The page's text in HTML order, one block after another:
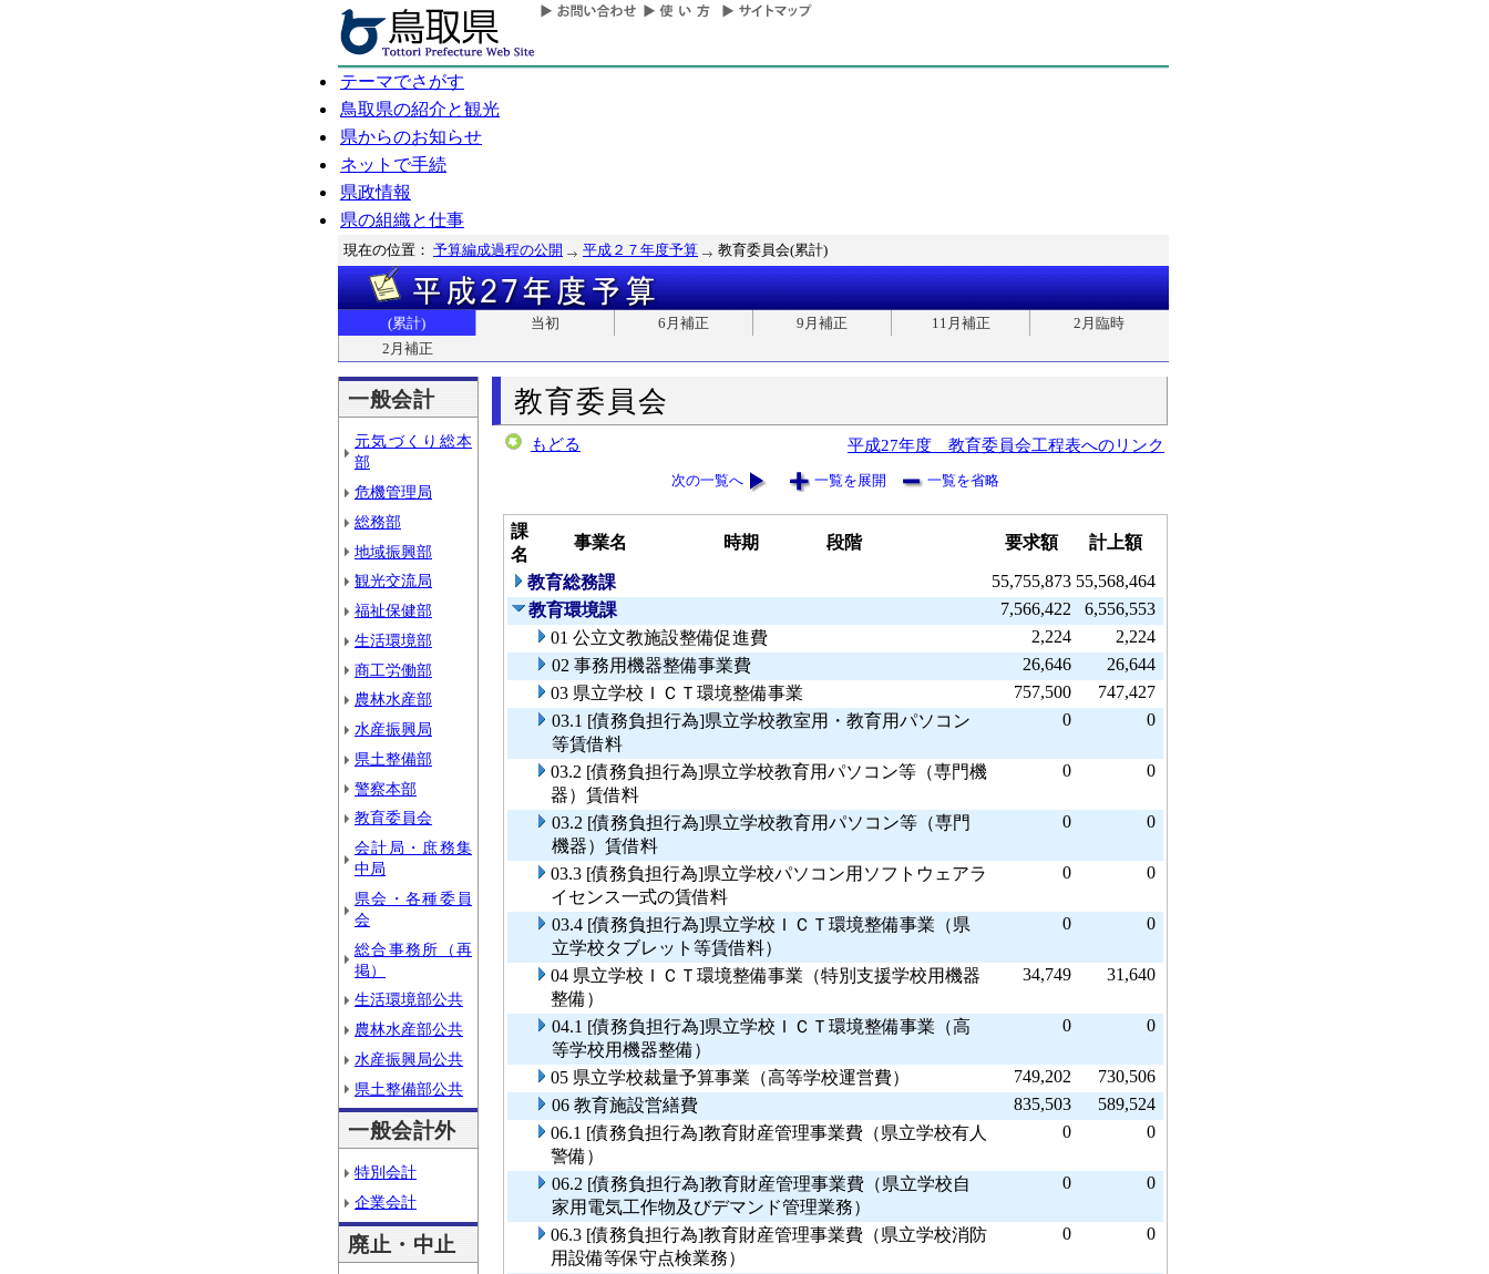
テーマでさがす
鳥取県の紹介と観光
県からのお知らせ
ネットで手続
県政情報
県の組織と仕事
現在の位置： 予算編成過程の公開 平成２７年度予算 教育委員会(累計)
(累計) 当初 6月補正 9月補正 11月補正
2月臨時
2月補正
一般会計
元気づくり総本
部
危機管理局
総務部
地域振興部
観光交流局
福祉保健部
生活環境部
商工労働部
農林水産部
水産振興局
県土整備部
警察本部
教育委員会
会計局・庶務集
中局
県会・各種委員
会
総合事務所（再
掲）
生活環境部公共
農林水産部公共
水産振興局公共
県土整備部公共
一般会計外
特別会計
企業会計
廃止・中止
教育委員会
もどる 平成27年度 教育委員会工程表へのリンク
次の一覧へ 一覧を展開 一覧を省略
課
名
事業名 時期 段階 要求額 計上額
教育総務課 55,755,873 55,568,464
教育環境課
7,566,422
6,556,553
01 公立文教施設整備促進費
2,224
2,224
02 事務用機器整備事業費
26,646
26,644
03 県立学校ＩＣＴ環境整備事業
757,500
747,427
03.1 [債務負担行為]県立学校教室用・教育用パソコン
等賃借料
0 0
03.2 [債務負担行為]県立学校教育用パソコン等（専門機
器）賃借料
0 0
03.2 [債務負担行為]県立学校教育用パソコン等（専門
機器）賃借料
0 0
03.3 [債務負担行為]県立学校パソコン用ソフトウェアラ
イセンス一式の賃借料
0 0
03.4 [債務負担行為]県立学校ＩＣＴ環境整備事業（県
立学校タブレット等賃借料）
0 0
04 県立学校ＩＣＴ環境整備事業（特別支援学校用機器
整備）
34,749 31,640
04.1 [債務負担行為]県立学校ＩＣＴ環境整備事業（高
等学校用機器整備）
0 0
05 県立学校裁量予算事業（高等学校運営費） 749,202
730,506
06 教育施設営繕費
835,503
589,524
06.1 [債務負担行為]教育財産管理事業費（県立学校有人
警備）
0 0
06.2 [債務負担行為]教育財産管理事業費（県立学校自
家用電気工作物及びデマンド管理業務）
0 0
06.3 [債務負担行為]教育財産管理事業費（県立学校消防
用設備等保守点検業務）
0 0